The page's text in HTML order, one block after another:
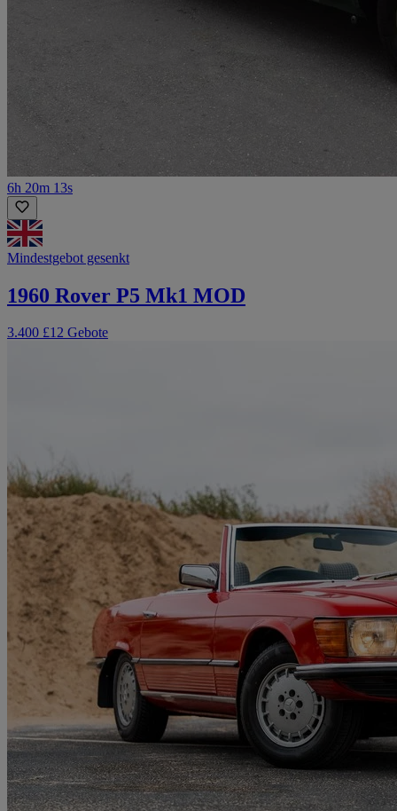
6h 20m 13s
Mindestgebot gesenkt
1960 Rover P5 Mk1 MOD
3.400 £12 Gebote